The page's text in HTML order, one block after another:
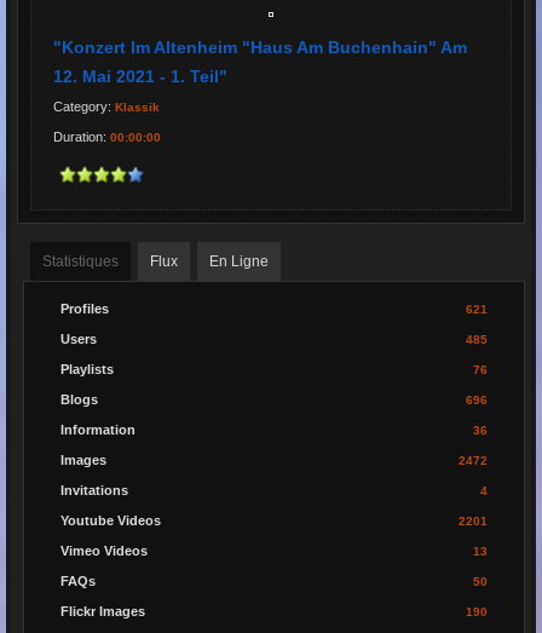
"Konzert Im Altenheim "Haus Am Buchenhain" Am
12. Mai 2021 - 1. Teil"
Category: Klassik
Duration: 00:00:00
Statistiques Flux En Ligne
Profiles 621
Users 485
Playlists 76
Blogs 696
Information 36
Images 2472
Invitations 4
Youtube Videos 2201
Vimeo Videos 13
FAQs 50
Flickr Images 190